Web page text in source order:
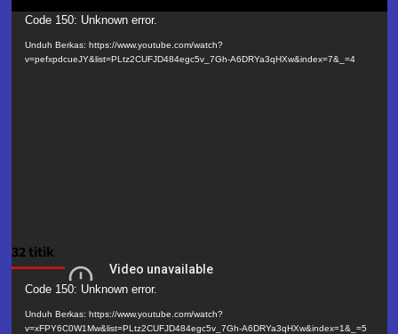
Pemutar
Video
Code 150: Unknown error.
Unduh Berkas: https://www.youtube.com/watch?
v=pefxpdcueJY&list=PLtz2CUFJD484egc5v_7Gh-A6DRYa3qHXw&index=7&_=4
32 titik
Pemutar
Video
Code 150: Unknown error.
Unduh Berkas: https://www.youtube.com/watch?
v=xFPY6C0W1Mw&list=PLtz2CUFJD484egc5v_7Gh-A6DRYa3qHXw&index=1&_=5